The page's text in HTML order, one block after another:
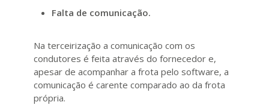
Falta de comunicação.
Na terceirização a comunicação com os
condutores é feita através do fornecedor e,
apesar de acompanhar a frota pelo software, a
comunicação é carente comparado ao da frota
própria.